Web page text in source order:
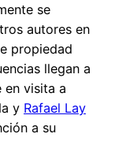
se
autores en
propiedad
llegan a
en visita a
y Rafael Lay
a su